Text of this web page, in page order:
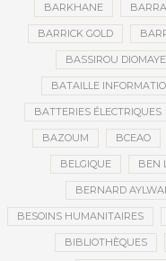
BARKHANE
BARRICK GOLD
BASSIROU
BATAILLE
BATTERIES ÉLECTRIQUES
BAZOUM BCEAO
BELGIQUE BEN
BERNARD
BESOINS HUMANITAIRES
BIBLIOTHÈQUES